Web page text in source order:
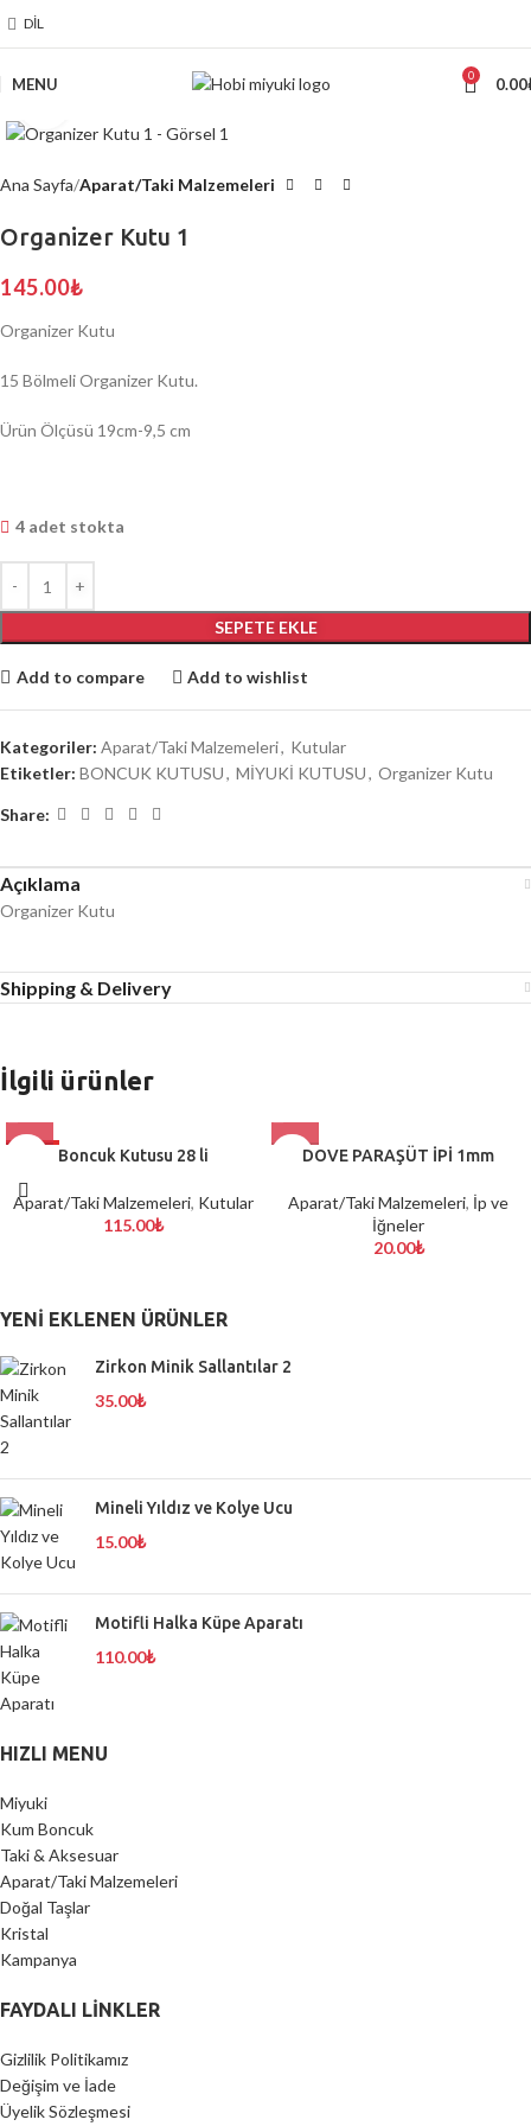
DIL
MENU 0 0.00
Ana Sayfa Aparat/Taki Malzemeleri
Organizer Kutu 1
145.00₺
Organizer Kutu
15 Bölmeli Organizer Kutu.
Ürün Ölçüsü 19cm-9,5 cm
4 adet stokta
SEPETE EKLE
Add to compare Add to wishlist
Kategoriler: Aparat/Taki Malzemeleri, Kutular
Etiketler: BONCUK KUTUSU, MİYUKİ KUTUSU, Organizer Kutu
Share:
Açıklama
Organizer Kutu
Shipping & Delivery
İlgili ürünler
Boncuk Kutusu 28 li
Aparat/Taki Malzemeleri, Kutular
115.00₺
DOVE PARAŞÜT İPİ 1mm
Aparat/Taki Malzemeleri, İp ve
İğneler
20.00₺
YENI EKLENEN ÜRÜNLER
Zirkon Minik Sallantılar 2
35.00₺
Mineli Yıldız ve Kolye Ucu
15.00₺
Motifli Halka Küpe Aparatı
110.00₺
HIZLI MENU
Miyuki
Kum Boncuk
Taki & Aksesuar
Aparat/Taki Malzemeleri
Doğal Taşlar
Kristal
Kampanya
FAYDALI LİNKLER
Gizlilik Politikamız
Değişim ve İade
Üyelik Sözleşmesi